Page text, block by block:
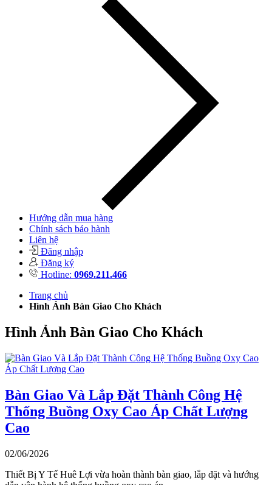
Hướng dẫn mua hàng
Chính sách bảo hành
Liên hệ
Đăng nhập
Đăng ký
Hotline: 0969.211.466
Trang chủ
Hình Ảnh Bàn Giao Cho Khách
Hình Ảnh Bàn Giao Cho Khách
Bàn Giao Và Lắp Đặt Thành Công Hệ
Thống Buồng Oxy Cao Áp Chất Lượng
Cao
02/06/2026
Thiết Bị Y Tế Huê Lợi vừa hoàn thành bàn giao, lắp đặt và hướng